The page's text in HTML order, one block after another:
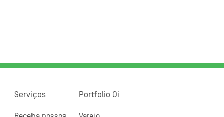
Serviços Portfolio Oi